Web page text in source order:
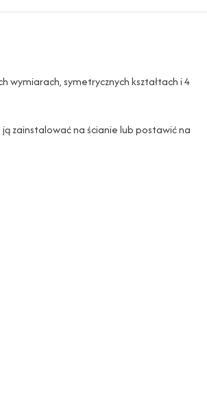
wymiarach, symetrycznych kształtach i 4
zainstalować na ścianie lub postawić na